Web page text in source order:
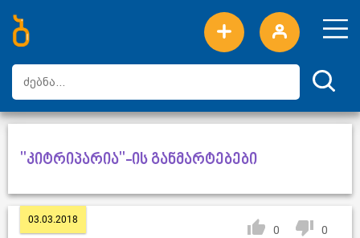
ახალი სიტყვები
ტოპ სიტყვები
დღის ტოპ სიტყვები
ტოპ მომხმარებლები
"კიტრიპარია"-ის განმარტებები
03.03.2018
0 0